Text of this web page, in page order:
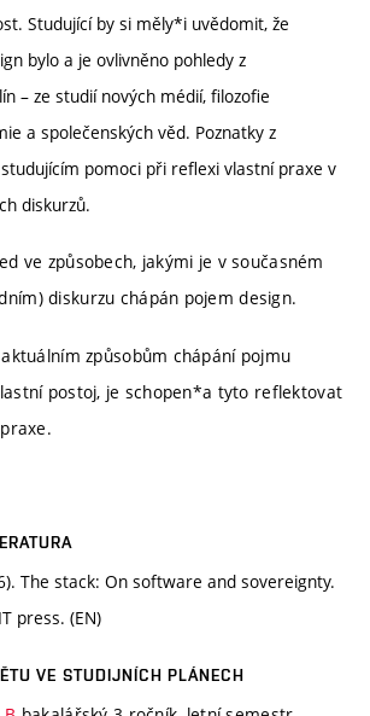
Studující by si měly*i uvědomit, že
bylo a je ovlivněno pohledy z
– ze studií nových médií, filozofie
a společenských věd. Poznatky z
pomoci při reflexi vlastní praxe v
diskurzů.
ve způsobech, jakými je v současném
diskurzu chápán pojem design.
způsobům chápání pojmu
postoj, je schopen*a tyto reflektovat
The stack: On software and sovereignty.
press. (EN)
VE STUDIJNÍCH PLÁNECH